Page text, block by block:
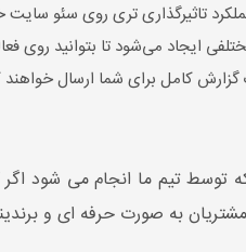
تاثیرگذاری تری روی سئو
ایجاد می‌شود تا بتوانید روی
گزارش کامل برای شما ارسال خواهند
تیم ما انجام می شود اگر
به صورت حرفه ای و